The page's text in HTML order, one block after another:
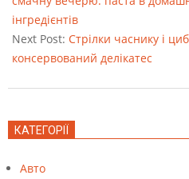
інгредієнтів
Next Post: Стрілки часнику і
консервований делікатес
КАТЕГОРІЇ
Авто